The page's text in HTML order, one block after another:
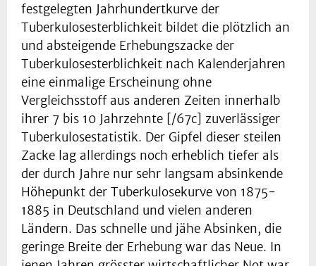
festgelegten Jahrhundertkurve der
Tuberkulosesterblichkeit bildet die plötzlich an
und absteigende Erhebungszacke der
Tuberkulosesterblichkeit nach Kalenderjahren
eine einmalige Erscheinung ohne
Vergleichsstoff aus anderen Zeiten innerhalb
ihrer 7 bis 10 Jahrzehnte [/67c] zuverlässiger
Tuberkulosestatistik. Der Gipfel dieser steilen
Zacke lag allerdings noch erheblich tiefer als
der durch Jahre nur sehr langsam absinkende
Höhepunkt der Tuberkulosekurve von 1875-
1885 in Deutschland und vielen anderen
Ländern. Das schnelle und jähe Absinken, die
geringe Breite der Erhebung war das Neue. In